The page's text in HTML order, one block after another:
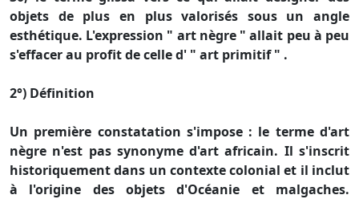
objets de plus en plus valorisés sous un angle
esthétique. L'expression " art nègre " allait peu à peu
s'effacer au profit de celle d' " art primitif " .
2°) Définition
Un première constatation s'impose : le terme d'art
nègre n'est pas synonyme d'art africain. Il s'inscrit
historiquement dans un contexte colonial et il inclut
à l'origine des objets d'Océanie et malgaches.